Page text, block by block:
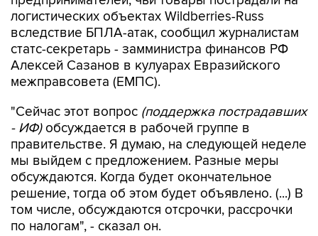
логистических объектах Wildberries-Russ
вследствие БПЛА-атак, сообщил журналистам
статс-секретарь - замминистра финансов РФ
Алексей Сазанов в кулуарах Евразийского
межправсовета (ЕМПС).
"Сейчас этот вопрос (поддержка пострадавших
- ИФ)обсуждается в рабочей группе в
правительстве. Я думаю, на следующей неделе
мы выйдем с предложением. Разные меры
обсуждаются. Когда будет окончательное
решение, тогда об этом будет объявлено. (...) В
том числе, обсуждаются отсрочки, рассрочки
по налогам", - сказал он.